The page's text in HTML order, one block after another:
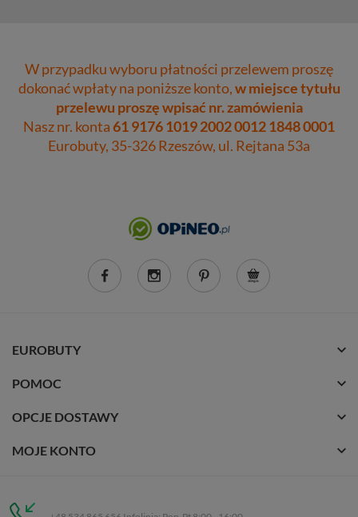
W przypadku wyboru płatności przelewem proszę
dokonać wpłaty na poniższe konto,w miejsce tytułu
przelewu proszę wpisać nr. zamówienia
Nasz nr. konta61 9176 1019 2002 0012 1848 0001
Eurobuty, 35-326 Rzeszów, ul. Rejtana 53a
EUROBUTY
POMOC
OPCJE DOSTAWY
MOJE KONTO